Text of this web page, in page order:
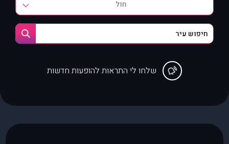
חול
שלחו לי התראות להופעות חדשות